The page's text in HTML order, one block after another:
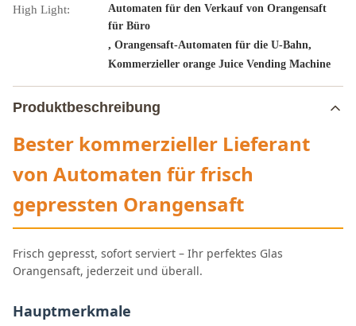
High Light:
Automaten für den Verkauf von Orangensaft
für Büro
, Orangensaft-Automaten für die U-Bahn,
Kommerzieller orange Juice Vending Machine
Produktbeschreibung
Bester kommerzieller Lieferant
von Automaten für frisch
gepressten Orangensaft
Frisch gepresst, sofort serviert – Ihr perfektes Glas
Orangensaft, jederzeit und überall.
Hauptmerkmale